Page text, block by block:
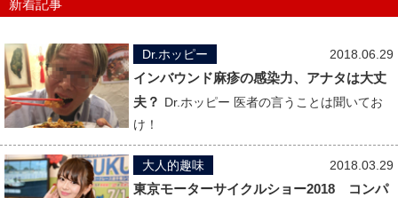
新着記事
2018.06.29
Dr.ホッピー
インバウンド麻疹の感染力、アナタは大丈
夫？ Dr.ホッピー 医者の言うことは聞いてお
け！
2018.03.29
大人的趣味
東京モーターサイクルショー2018 コンパ